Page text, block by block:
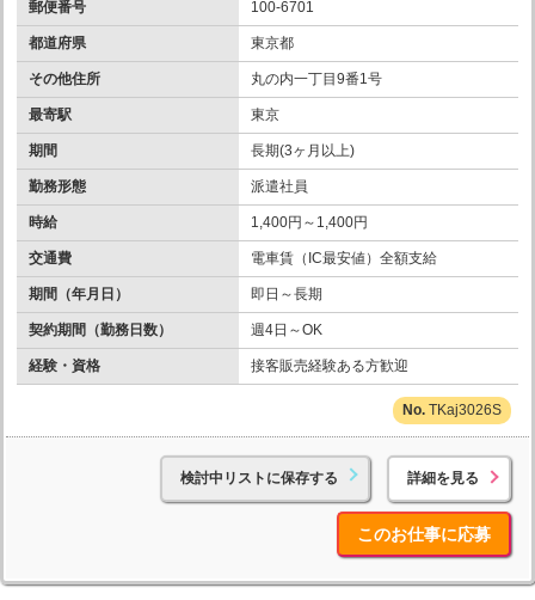
郵便番号 100-6701
都道府県 東京都
その他住所 丸の内一丁目9番1号
最寄駅 東京
期間 長期(3ヶ月以上)
勤務形態 派遣社員
時給 1,400円～1,400円
交通費 電車賃（IC最安値）全額支給
期間（年月日） 即日～長期
契約期間（勤務日数） 週4日～OK
経験・資格 接客販売経験ある方歓迎
TKaj3026S
検討中リストに保存する 詳細を見る
このお仕事に応募